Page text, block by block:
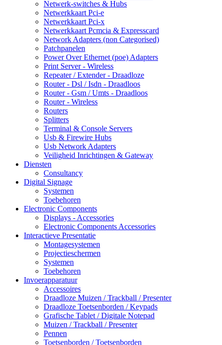
Netwerk-switches & Hubs
Netwerkkaart Pci-e
Netwerkkaart Pci-x
Netwerkkaart Pcmcia & Expresscard
Network Adapters (non Categorised)
Patchpanelen
Power Over Ethernet (poe) Adapters
Print Server - Wireless
Repeater / Extender - Draadloze
Router - Dsl / Isdn - Draadloos
Router - Gsm / Umts - Draadloos
Router - Wireless
Routers
Splitters
Terminal & Console Servers
Usb & Firewire Hubs
Usb Network Adapters
Veiligheid Inrichtingen & Gateway
Diensten
Consultancy
Digital Signage
Systemen
Toebehoren
Electronic Components
Displays - Accessories
Electronic Components Accessories
Interactieve Presentatie
Montagesystemen
Projectieschermen
Systemen
Toebehoren
Invoerapparatuur
Accessoires
Draadloze Muizen / Trackball / Presenter
Draadloze Toetsenborden / Keypads
Grafische Tablet / Digitale Notepad
Muizen / Trackball / Presenter
Pennen
Toetsenborden / Toetsenborden